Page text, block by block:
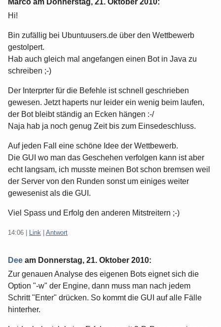
Marco am Donnerstag, 21. Oktober 2010:
Hi!
Bin zufällig bei Ubuntuusers.de über den Wettbewerb
gestolpert.
Hab auch gleich mal angefangen einen Bot in Java zu
schreiben ;-)
Der Interprter für die Befehle ist schnell geschrieben
gewesen. Jetzt haperts nur leider ein wenig beim laufen,
der Bot bleibt ständig an Ecken hängen :-/
Naja hab ja noch genug Zeit bis zum Einsedeschluss.
Auf jeden Fall eine schöne Idee der Wettbewerb.
Die GUI wo man das Geschehen verfolgen kann ist aber
echt langsam, ich musste meinen Bot schon bremsen weil
der Server von den Runden sonst um einiges weiter
gewesenist als die GUI.
Viel Spass und Erfolg den anderen Mitstreitern ;-)
14:06 Link Antwort
Dee am Donnerstag, 21. Oktober 2010:
Zur genauen Analyse des eigenen Bots eignet sich die
Option "-w" der Engine, dann muss man nach jedem
Schritt "Enter" drücken. So kommt die GUI auf alle Fälle
hinterher.